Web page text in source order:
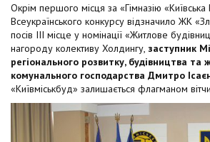
Окрім першого місця за «Гімназію «Київська
Всеукраїнського конкурсу відзначило ЖК
посів ІІІ місце у номінації «Житлове
нагороду колективу Холдингу, заступник
регіонального розвитку, будівництва та
комунального господарства Дмитро
«Київміськбуд» залишається флагманом